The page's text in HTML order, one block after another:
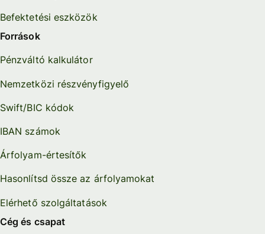
Befektetési eszközök
Források
Pénzváltó kalkulátor
Nemzetközi részvényfigyelő
Swift/BIC kódok
IBAN számok
Árfolyam-értesítők
Hasonlítsd össze az árfolyamokat
Elérhető szolgáltatások
Cég és csapat